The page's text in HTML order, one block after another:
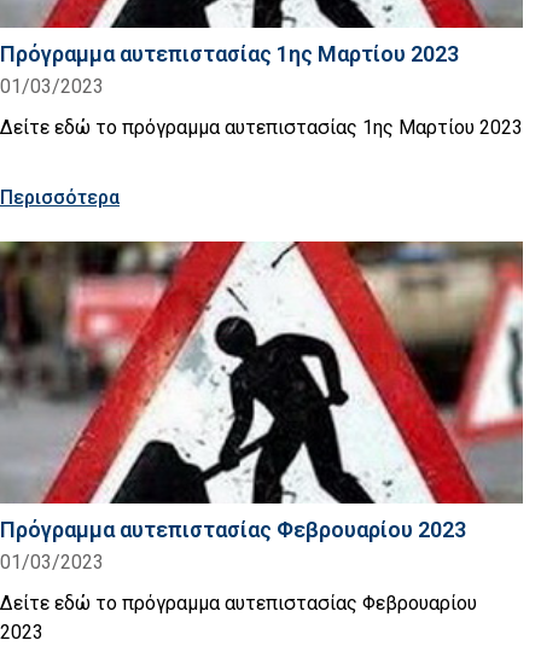
Πρόγραμμα αυτεπιστασίας 1ης Μαρτίου 2023
01/03/2023
Δείτε εδώ το πρόγραμμα αυτεπιστασίας 1ης Μαρτίου 2023
Περισσότερα
Πρόγραμμα αυτεπιστασίας Φεβρουαρίου 2023
01/03/2023
Δείτε εδώ το πρόγραμμα αυτεπιστασίας Φεβρουαρίου
2023